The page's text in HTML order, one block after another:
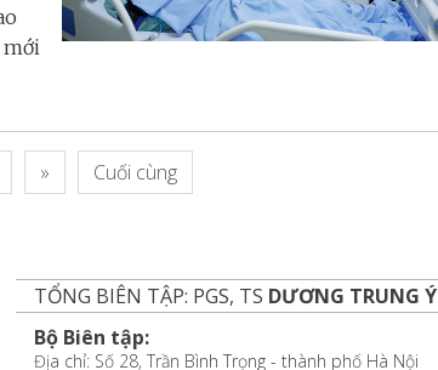
mới
» Cuối cùng
TỔNG BIÊN TẬP: PGS, TS DƯƠNG TRUNG Ý
Bộ Biên tập:
Địa chỉ: Số 28, Trần Bình Trọng - thành phố Hà Nội